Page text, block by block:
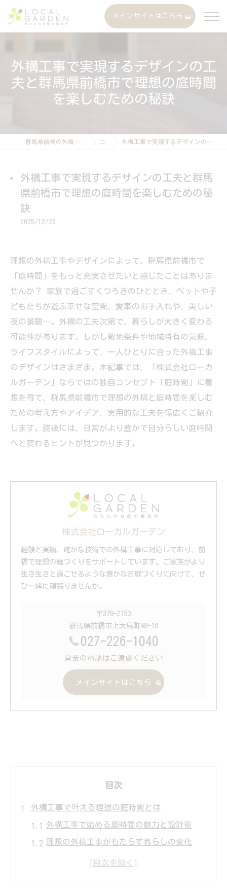
メインサイトはこちら
外構工事で実現するデザインの工
夫と群馬県前橋市で理想の庭時間
を楽しむための秘訣
群馬県前橋の外構工事なら株式会社ローカルガーデン コラム 外構工事で実現するデザインの工夫と群馬県前橋市で理想の庭時間を楽しむための秘訣
外構工事で実現するデザインの工夫と群馬
県前橋市で理想の庭時間を楽しむための秘
訣
2025/12/23
理想の外構工事やデザインによって、群馬県前橋市で
「庭時間」をもっと充実させたいと感じたことはありま
せんか？ 家族で過ごすくつろぎのひととき、ペットや子
どもたちが遊ぶ幸せな空間、愛車のお手入れや、美しい
夜の景観…。外構の工夫次第で、暮らしが大きく変わる
可能性があります。しかし敷地条件や地域特有の気候、
ライフスタイルによって、一人ひとりに合った外構工事
のデザインはさまざま。本記事では、「株式会社ローカ
ルガーデン」ならではの独自コンセプト「庭時間」に着
想を得て、群馬県前橋市で理想の外構と庭時間を楽しむ
ための考え方やアイデア、実用的な工夫を幅広くご紹介
します。読後には、日常がより豊かで自分らしい庭時間
へと変わるヒントが見つかります。
株式会社ローカルガーデン
経験と実績、確かな技術での外構工事に対応しており、前
橋で理想の庭づくりをサポートしています。ご家族がより
生き生きと過ごせるような豊かなお庭づくりに向けて、ぜ
ひ一緒に頑張りませんか。
〒379-2153
群馬県前橋市上大島町48-16
027-226-1040
営業の電話はご遠慮ください
メインサイトはこちら
目次
外構工事で叶える理想の庭時間とは
外構工事で始める庭時間の魅力と設計術
理想の外構工事がもたらす暮らしの変化
庭時間を充実させる外構デザインの考え方